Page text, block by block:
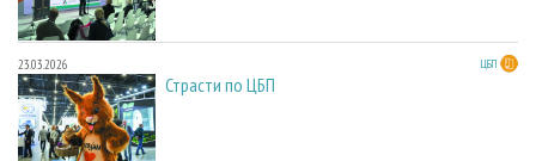
23.03.2026 ЦБП
Страсти по ЦБП